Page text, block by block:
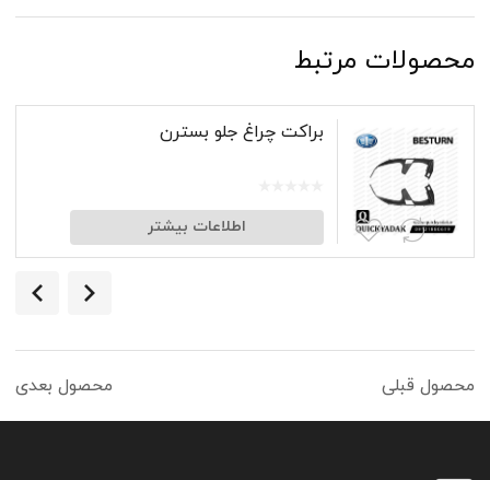
محصولات مرتبط
براکت چراغ جلو بسترن
اطلاعات بیشتر
محصول قبلی محصول بعدی